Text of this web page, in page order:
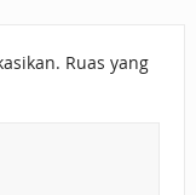
Ruas yang